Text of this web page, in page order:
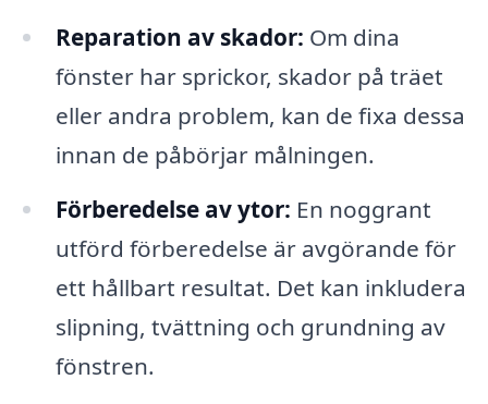
Reparation av skador: Om dina
fönster har sprickor, skador på träet
eller andra problem, kan de fixa dessa
innan de påbörjar målningen.
Förberedelse av ytor: En noggrant
utförd förberedelse är avgörande för
ett hållbart resultat. Det kan inkludera
slipning, tvättning och grundning av
fönstren.